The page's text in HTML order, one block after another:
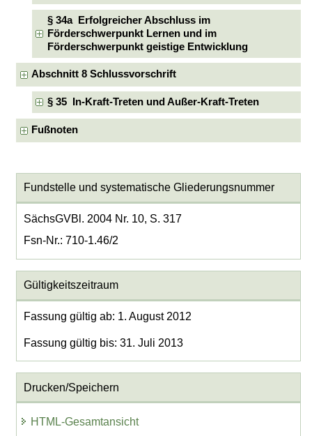
§ 34a Erfolgreicher Abschluss im
Förderschwerpunkt Lernen und im
Förderschwerpunkt geistige Entwicklung
Abschnitt 8 Schlussvorschrift
§ 35 In-Kraft-Treten und Außer-Kraft-Treten
Fußnoten
Fundstelle und systematische Gliederungsnummer
SächsGVBl. 2004 Nr. 10, S. 317
Fsn-Nr.: 710-1.46/2
Gültigkeitszeitraum
Fassung gültig ab: 1. August 2012
Fassung gültig bis: 31. Juli 2013
Drucken/Speichern
HTML-Gesamtansicht